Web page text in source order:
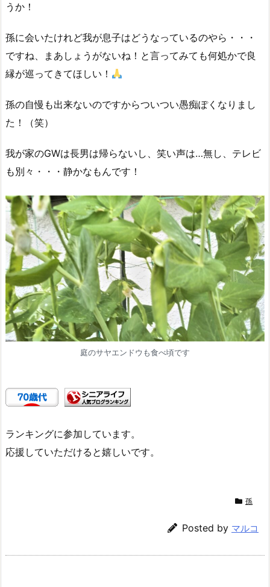
うか！
孫に会いたけれど我が息子はどうなっているのやら・・・
ですね、まあしょうがないね！と言ってみても何処かで良
縁が巡ってきてほしい！
孫の自慢も出来ないのですからついつい愚痴ぽくなりまし
た！（笑）
我が家のGWは長男は帰らないし、笑い声は…無し、テレビ
も別々・・・静かなもんです！
庭のサヤエンドウも食べ頃です
ランキングに参加しています。
応援していただけると嬉しいです。
孫
Posted by マルコ